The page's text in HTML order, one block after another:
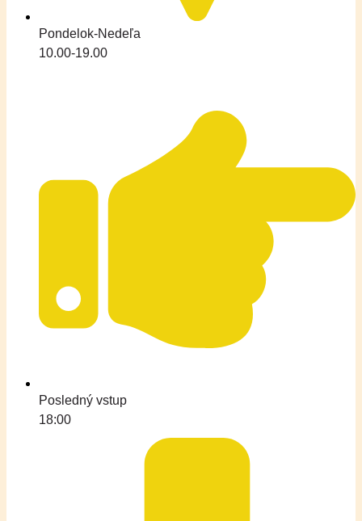
Pondelok-Nedeľa
10.00-19.00
Posledný vstup
18:00